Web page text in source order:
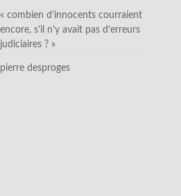
« combien d’innocents courraient
encore, s’il n’y avait pas d’erreurs
judiciaires ? »
pierre desproges